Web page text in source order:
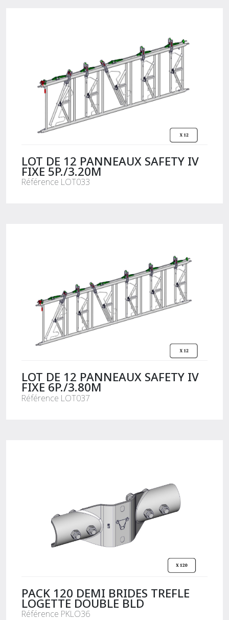
LOT DE 12 PANNEAUX SAFETY IV
FIXE 5P./3.20M
Référence LOT033
LOT DE 12 PANNEAUX SAFETY IV
FIXE 6P./3.80M
Référence LOT037
PACK 120 DEMI BRIDES TREFLE
LOGETTE DOUBLE BLD
Référence PKLO36